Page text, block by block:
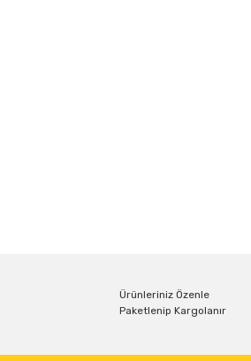
Ürünleriniz Özenle
Paketlenip Kargolanır